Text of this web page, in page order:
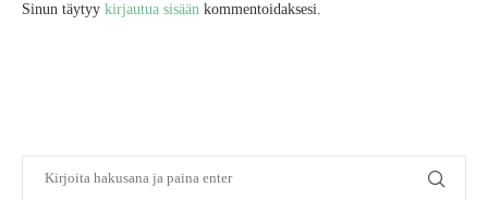
Sinun täytyy kirjautua sisään kommentoidaksesi.